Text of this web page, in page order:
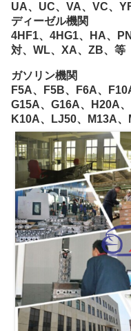
UA、UC、VA、VC、
ディーゼル機関
4HF1、4HG1、HA、
対、WL、XA、ZB、等
ガソリン機関
F5A、F5B、F6A、
G15A、G16A、H20A
K10A、LJ50、M13A